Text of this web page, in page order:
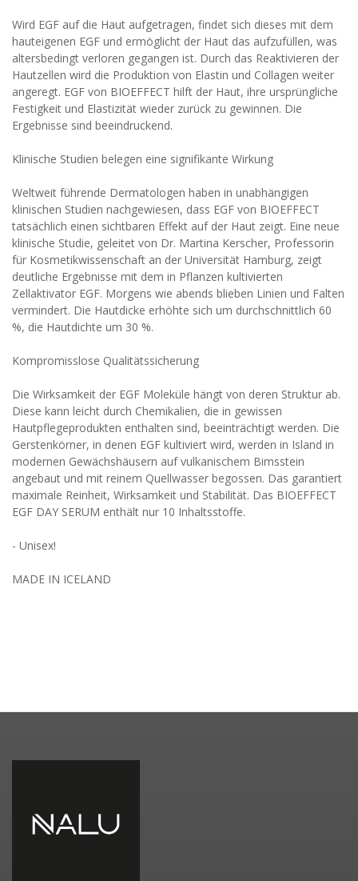
Wird EGF auf die Haut aufgetragen, findet sich dieses mit dem
hauteigenen EGF und ermöglicht der Haut das aufzufüllen, was
altersbedingt verloren gegangen ist. Durch das Reaktivieren der
Hautzellen wird die Produktion von Elastin und Collagen weiter
angeregt. EGF von BIOEFFECT hilft der Haut, ihre ursprüngliche
Festigkeit und Elastizität wieder zurück zu gewinnen. Die
Ergebnisse sind beeindruckend.
Klinische Studien belegen eine signifikante Wirkung
Weltweit führende Dermatologen haben in unabhängigen
klinischen Studien nachgewiesen, dass EGF von BIOEFFECT
tatsächlich einen sichtbaren Effekt auf der Haut zeigt. Eine neue
klinische Studie, geleitet von Dr. Martina Kerscher, Professorin
für Kosmetikwissenschaft an der Universität Hamburg, zeigt
deutliche Ergebnisse mit dem in Pflanzen kultivierten
Zellaktivator EGF. Morgens wie abends blieben Linien und Falten
vermindert. Die Hautdicke erhöhte sich um durchschnittlich 60
%, die Hautdichte um 30 %.
Kompromisslose Qualitätssicherung
Die Wirksamkeit der EGF Moleküle hängt von deren Struktur ab.
Diese kann leicht durch Chemikalien, die in gewissen
Hautpflegeprodukten enthalten sind, beeinträchtigt werden. Die
Gerstenkörner, in denen EGF kultiviert wird, werden in Island in
modernen Gewächshäusern auf vulkanischem Bimsstein
angebaut und mit reinem Quellwasser begossen. Das garantiert
maximale Reinheit, Wirksamkeit und Stabilität. Das BIOEFFECT
EGF DAY SERUM enthält nur 10 Inhaltsstoffe.
- Unisex!
MADE IN ICELAND